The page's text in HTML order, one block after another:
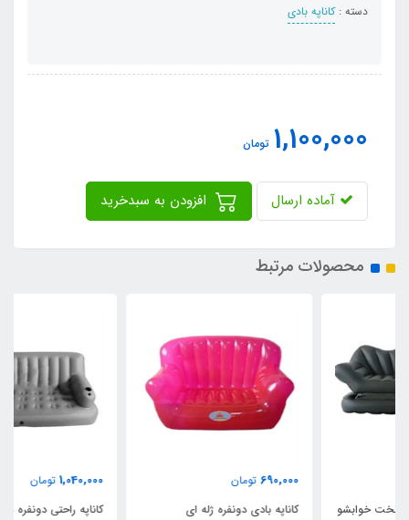
دسته :کاناپه بادی
1,100,000 تومان
آماده ارسال
محصولات مرتبط
کاناپه بادی دونفره ژله ای
کاناپه راحتی دونفره بادی